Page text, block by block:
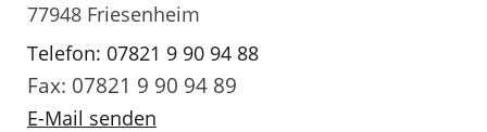
77948 Friesenheim
Telefon: 07821 9 90 94 88
Fax: 07821 9 90 94 89
E-Mail senden